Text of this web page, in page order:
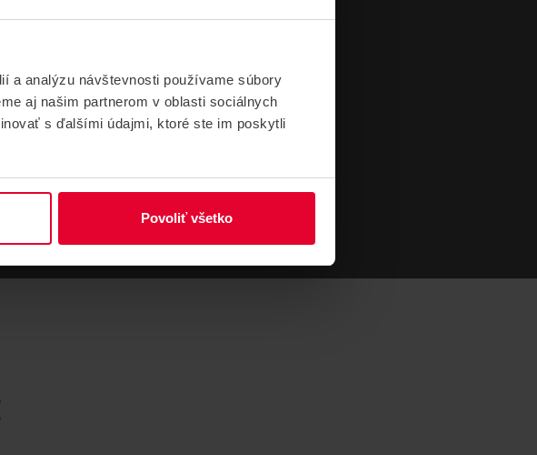
a analýzu návštevnosti používame súbory
aj našim partnerom v oblasti sociálnych
s ďalšími údajmi, ktoré ste im poskytli
Povoliť všetko